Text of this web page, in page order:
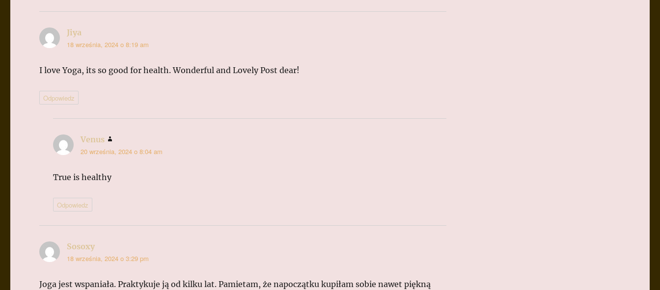
Jiya
18 września, 2024 o 8:19 am
I love Yoga, its so good for health. Wonderful and Lovely Post dear!
Odpowiedz
Venus
20 września, 2024 o 8:04 am
True is healthy
Odpowiedz
Sosoxy
18 września, 2024 o 3:29 pm
Joga jest wspaniała. Praktykuje ją od kilku lat. Pamietam, że napoczątku kupiłam sobie nawet piękną